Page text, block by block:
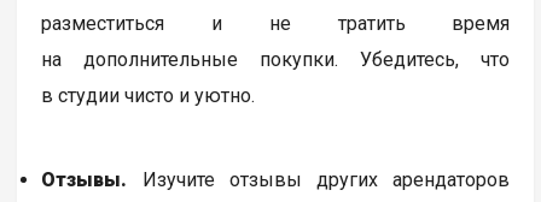
разместиться и не тратить время
на дополнительные покупки. Убедитесь, что
в студии чисто и уютно.
Отзывы. Изучите отзывы других арендаторов